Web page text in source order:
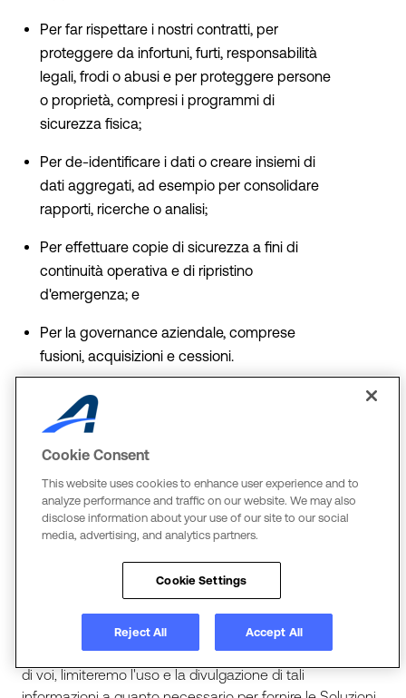
Per far rispettare i nostri contratti, per
proteggere da infortuni, furti, responsabilità
legali, frodi o abusi e per proteggere persone
o proprietà, compresi i programmi di
sicurezza fisica;
Per de-identificare i dati o creare insiemi di
dati aggregati, ad esempio per consolidare
rapporti, ricerche o analisi;
Per effettuare copie di sicurezza a fini di
continuità operativa e di ripristino
d'emergenza; e
Per la governance aziendale, comprese
fusioni, acquisizioni e cessioni.
Laddove conserviamo o utilizziamo informazioni de-
identificate, continueremo a conservare e utilizzare le
informazioni de-identificate solo in modo de-identificato
Trattamento dei dati personali sensibili
Le informazioni personali sensibili comprendono le
vigenti in materia di privacy e protezione dei dati.
Possono includere dati come il numero di previdenza
sociale, il numero di conto finanziario e i dati biometrici.
Quando raccogliamo informazioni personali sensibili su
di voi, limiteremo l'uso e la divulgazione di tali
Cookie Consent
This website uses cookies to enhance user experience and to
analyze performance and traffic on our website. We may also
disclose information about your use of our site to our social
media, advertising, and analytics partners.
Cookie Settings
Reject All Accept All